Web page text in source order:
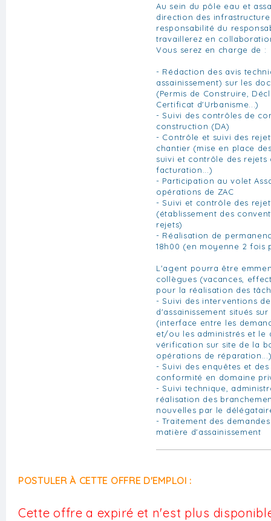
Au sein du pôle eau et
direction des
responsabilité du
travaillerez en
Vous serez en charge de :
- Rédaction des avis
assainissement) sur les
(Permis de Construire,
Certificat d'Urbanisme...)
- Suivi des contrôles de
construction (DA)
- Contrôle et suivi des
chantier (mise en place
suivi et contrôle des rejets
facturation...)
- Participation au volet
opérations de ZAC
- Suivi et contrôle des
(établissement des
rejets)
- Réalisation de
18h00 (en moyenne 2 fois
L'agent pourra être
collègues (vacances,
pour la réalisation des
- Suivi des interventions
d'assainissement situés
(interface entre les
et/ou les administrés et le
vérification sur site de la
opérations de
- Suivi des enquêtes et
conformité en domaine
- Suivi technique,
réalisation des
nouvelles par le
- Traitement des
matière d'assainissement
POSTULER À CETTE OFFRE D'EMPLOI :
Cette offre a expiré et n'est plus